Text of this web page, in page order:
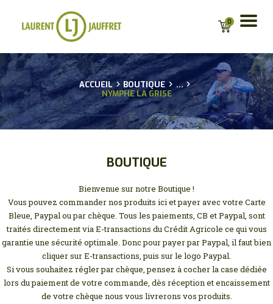
0
ACCUEIL BOUTIQUE
...
NYMPHE LA GRISE
BOUTIQUE
Bienvenue sur notre Boutique !
Vous pouvez commander nos produits ici et payer avec votre Carte
Bleue, Paypal ou par chèque. Tous les paiements, CB et Paypal, sont
traités directement via E-transactions du Crédit Agricole ce qui vous
garantie une sécurité optimale. Donc pour payer par Paypal, il faut bien
cliquer sur E-transactions, puis sur le logo Paypal.
Si vous souhaitez régler par chèque, pensez à cocher la case dédiée
lors du paiement de votre commande, dès réception et encaissement
de votre chèque nous vous livrerons vos produits.
ACCUEIL
BIO
CONSEILS
GUIDAGES
BOUTIQUE EN LIGNE
POUR LES
PROFESSIONNELS
PARTENAIRES
CONTACT
MA LISTE D’ENVIE
MON COMPTE